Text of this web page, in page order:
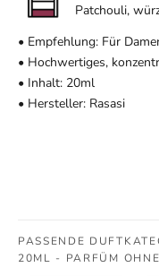
Patchouli,
• Empfehlung: Für
• Hochwertiges,
• Inhalt: 20ml
• Hersteller: Rasasi
PASSENDE
20ML - PARFÜM